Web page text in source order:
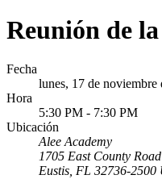
Reunión de
Fecha
lunes, 17 de noviembre
Hora
5:30 PM - 7:30 PM
Ubicación
Alee Academy
1705 East County
Eustis FL 32736-2500